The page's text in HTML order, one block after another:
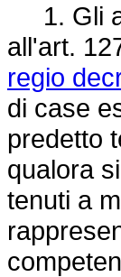
1. Gli
all'art.
regio
di case
predetto
qualora
tenuti a